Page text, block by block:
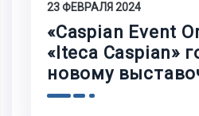
23 ФЕВРАЛЯ 2024
«Caspian Event
«Iteca Caspian»
новому